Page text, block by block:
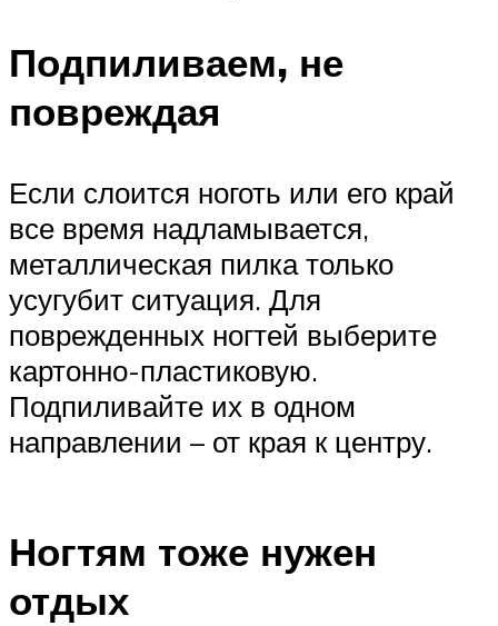
Подпиливаем, не
повреждая
Если слоится ноготь или его край
все время надламывается,
металлическая пилка только
усугубит ситуация. Для
поврежденных ногтей выберите
картонно-пластиковую.
Подпиливайте их в одном
направлении – от края к центру.
Ногтям тоже нужен
отдых